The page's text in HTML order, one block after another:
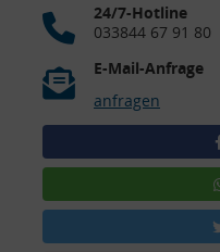
24/7-Hotline
033844 67 91 80
E-Mail-Anfrage
anfragen